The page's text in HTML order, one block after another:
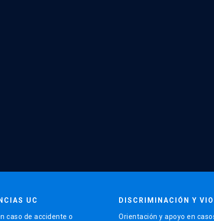
UC
caso de accidente o
DISCRIMINACIÓN Y
Orientación y apoyo en